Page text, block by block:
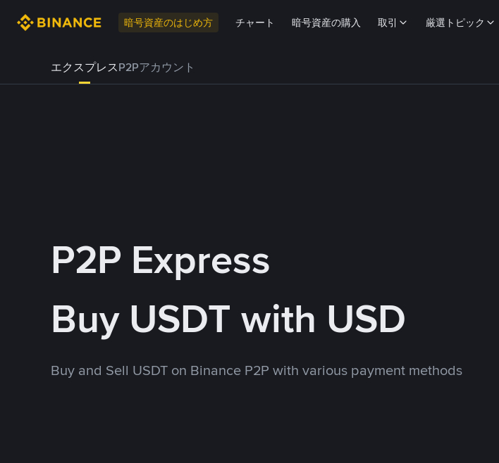
暗号資産のはじめ方 チャート 暗号資産の購入 取引 厳選トピック
エクスプレスP2Pアカウント
P2P Express
Buy USDT with USD
Buy and Sell USDT on Binance P2P with various payment methods